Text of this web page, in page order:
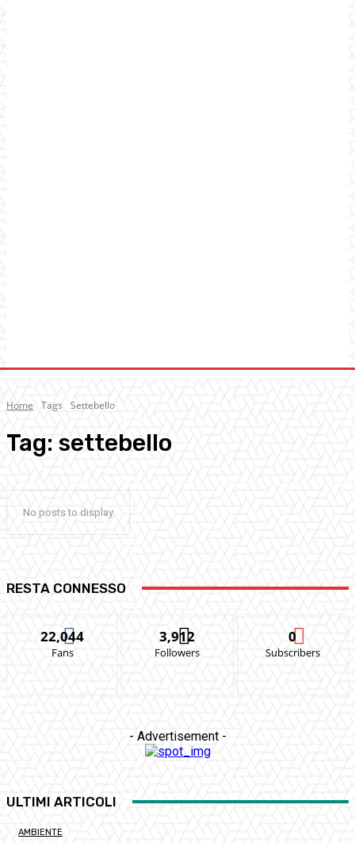
Home Tags Settebello
Tag: settebello
No posts to display
RESTA CONNESSO
22,044
Fans
3,912
Followers
0
Subscribers
- Advertisement -
ULTIMI ARTICOLI
AMBIENTE